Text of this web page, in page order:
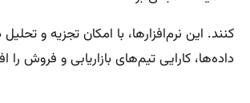
کنند. این نرم‌افزارها، با امکان تجزیه و
داده‌ها، کارایی تیم‌های بازاریابی و فروش